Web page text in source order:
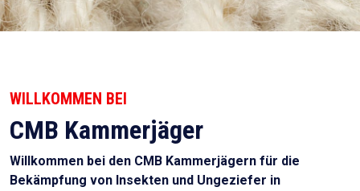
WILLKOMMEN BEI
CMB Kammerjäger
Willkommen bei den CMB Kammerjägern für die
Bekämpfung von Insekten und Ungeziefer in